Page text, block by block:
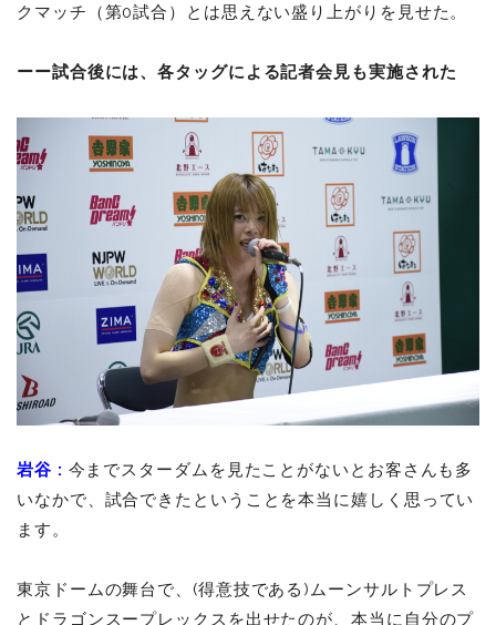
クマッチ（第0試合）とは思えない盛り上がりを見せた。
ーー試合後には、各タッグによる記者会見も実施された
岩谷 : 今までスターダムを見たことがないとお客さんも多
いなかで、試合できたということを本当に嬉しく思ってい
ます。
東京ドームの舞台で、(得意技である)ムーンサルトプレス
とドラゴンスープレックスを出せたのが、本当に自分のプ